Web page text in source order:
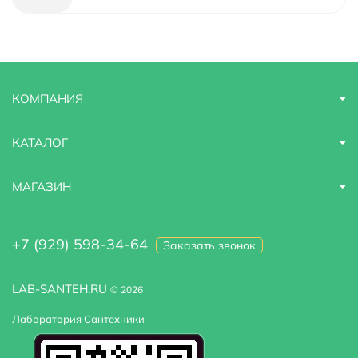
Дополнительные функции
LAB-SANTEH.RU © 2026
Лаборатория Сантехники
КОМПАНИЯ
КАТАЛОГ
МАГАЗИН
+7 (929) 598-34-64 Заказать звонок